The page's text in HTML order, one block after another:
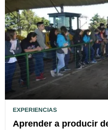
EXPERIENCIAS
Aprender a producir